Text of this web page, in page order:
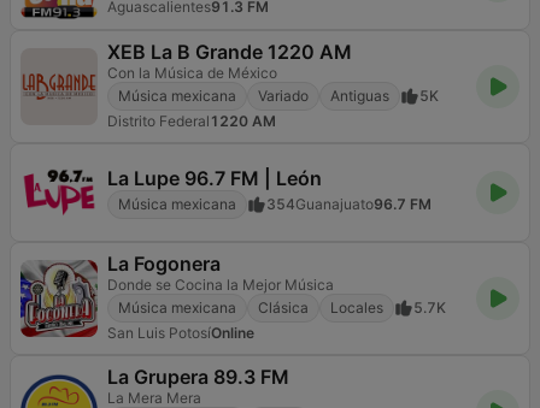
Aguascalientes91.3 FM
XEB La B Grande 1220 AM
Con la Música de México
Música mexicana
Variado Antiguas
5K
Distrito Federal 1220 AM
La Lupe 96.7 FM | León
Música mexicana 354Guanajuato96.7 FM
La Fogonera
Donde se Cocina la Mejor Música
Música mexicana
Clásica Locales
5.7K
San Luis PotosíOnline
La Grupera 89.3 FM
La Mera Mera